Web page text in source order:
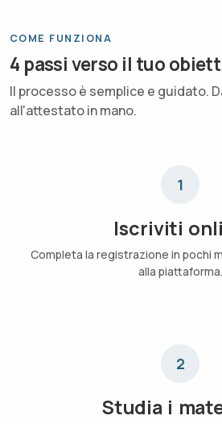
COME FUNZIONA
4 passi verso il tuo
Il processo è semplice e guidato.
all'attestato in mano.
1
Iscriviti
Completa la registrazione in pochi
alla piattaforma.
2
Studia i